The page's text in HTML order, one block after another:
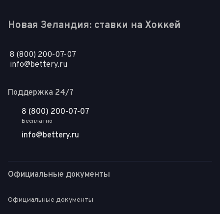
Новая Зеландия: ставки на Хоккей
8 (800) 200-07-07
info@bettery.ru
Поддержка 24/7
8 (800) 200-07-07
Бесплатно
info@bettery.ru
Официальные документы
Официальные документы